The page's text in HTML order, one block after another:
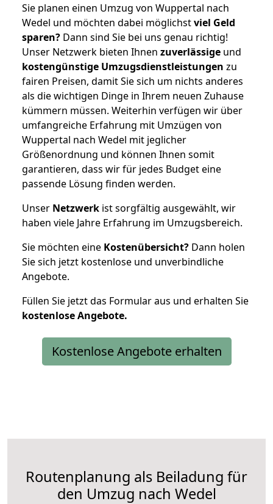
Sie planen einen Umzug von Wuppertal nach
Wedel und möchten dabei möglichstviel Geld
sparen? Dann sind Sie bei uns genau richtig!
Unser Netzwerk bieten Ihnen zuverlässige und
kostengünstige Umzugsdienstleistungen zu
fairen Preisen, damit Sie sich um nichts anderes
als die wichtigen Dinge in Ihrem neuen Zuhause
kümmern müssen. Weiterhin verfügen wir über
umfangreiche Erfahrung mit Umzügen von
Wuppertal nach Wedel mit jeglicher
Größenordnung und können Ihnen somit
garantieren, dass wir für jedes Budget eine
passende Lösung finden werden.
Unser Netzwerk ist sorgfältig ausgewählt, wir
haben viele Jahre Erfahrung im Umzugsbereich.
Sie möchten eine Kostenübersicht? Dann holen
Sie sich jetzt kostenlose und unverbindliche
Angebote.
Füllen Sie jetzt das Formular aus und erhalten Sie
kostenloseAngebote.
Kostenlose Angebote erhalten
Routenplanung als Beiladung für
den Umzug nach Wedel